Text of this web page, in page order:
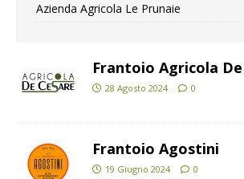
Azienda Agricola Le Prunaie
Frantoio Agricola De
28 Agosto 2024 0
Frantoio Agostini
19 Giugno 2024 0